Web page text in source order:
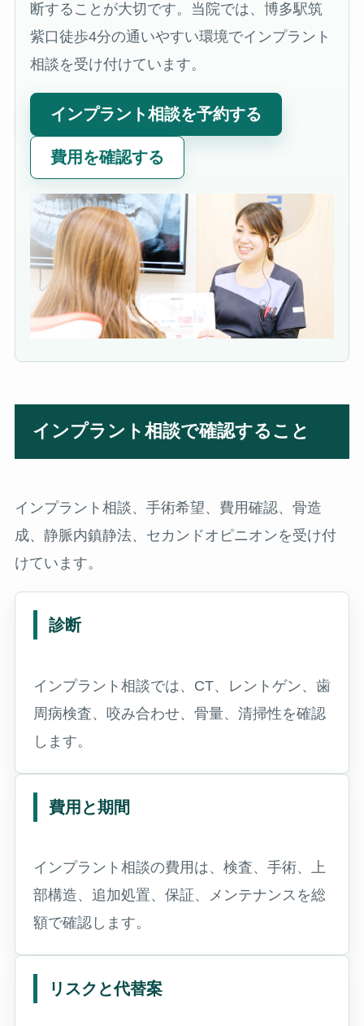
断することが大切です。当院では、博多駅筑
紫口徒歩4分の通いやすい環境でインプラント
相談を受け付けています。
インプラント相談を予約する
費用を確認する
インプラント相談で確認すること
インプラント相談、手術希望、費用確認、骨造
成、静脈内鎮静法、セカンドオピニオンを受け付
けています。
診断
インプラント相談では、CT、レントゲン、歯
周病検査、咬み合わせ、骨量、清掃性を確認
します。
費用と期間
インプラント相談の費用は、検査、手術、上
部構造、追加処置、保証、メンテナンスを総
額で確認します。
リスクと代替案